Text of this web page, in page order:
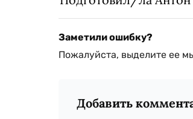
Заметили ошибку?
Пожалуйста, выделите ее
Добавить